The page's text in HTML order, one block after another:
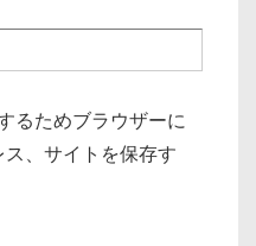
るためブラウザーに
、サイトを保存す